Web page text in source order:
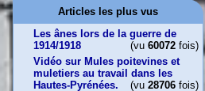
Articles les plus vus
Les ânes lors de la guerre de
1914/1918
(vu 60072 fois)
Vidéo sur Mules poitevines et
muletiers au travail dans les
Hautes-Pyrénées.
(vu 28706 fois)